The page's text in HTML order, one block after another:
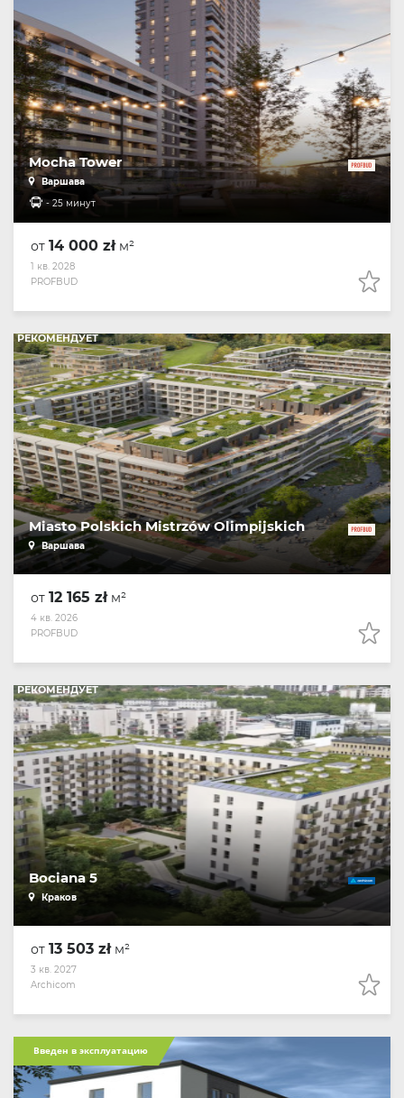
Mocha Tower
Варшава
- 25 минут
от 14 000 złм²
1 кв. 2028
PROFBUD
РЕКОМЕНДУЕТ
Miasto Polskich Mistrzów Olimpijskich
Варшава
от 12 165 złм²
4 кв. 2026
PROFBUD
РЕКОМЕНДУЕТ
Bociana 5
Краков
от 13 503 złм²
3 кв. 2027
Archicom
Введен в эксплуатацию